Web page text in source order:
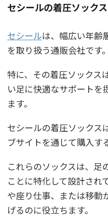
セシールの着圧ソック
セシールは、幅広い年齢
を取り扱う通販会社です。
特に、その着圧ソックス
い足に快適なサポートを
ます。
セシールの着圧ソックス
ブサイトを通じて購入す
これらのソックスは、足
ことに特化して設計され
や座り仕事、または移動
げるのに役立ちます。